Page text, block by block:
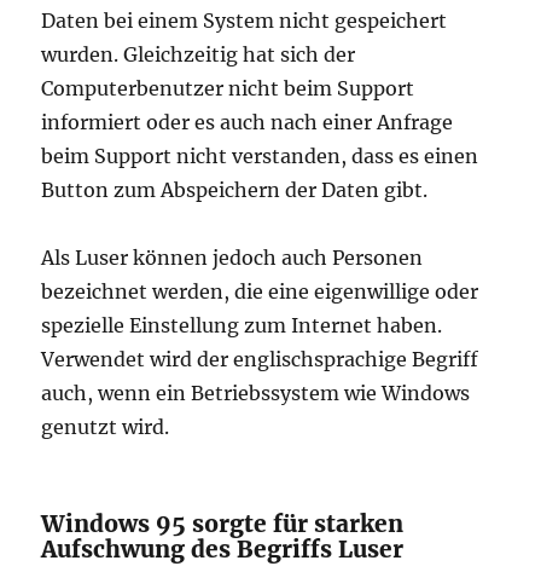
Daten bei einem System nicht gespeichert
wurden. Gleichzeitig hat sich der
Computerbenutzer nicht beim Support
informiert oder es auch nach einer Anfrage
beim Support nicht verstanden, dass es einen
Button zum Abspeichern der Daten gibt.
Als Luser können jedoch auch Personen
bezeichnet werden, die eine eigenwillige oder
spezielle Einstellung zum Internet haben.
Verwendet wird der englischsprachige Begriff
auch, wenn ein Betriebssystem wie Windows
genutzt wird.
Windows 95 sorgte für starken
Aufschwung des Begriffs Luser